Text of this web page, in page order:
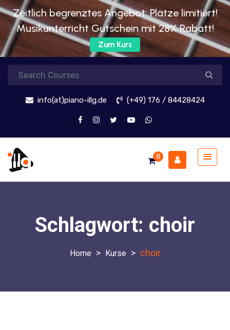
Zeitlich begrenztes Angebot: Plätze limitiert!
Musikunterricht Gutschein mit 28% Rabatt!
Zum Kurs
info(at)piano-illg.de (+49) 176 / 84428424
0
Schlagwort: choir
> Kurse > choir